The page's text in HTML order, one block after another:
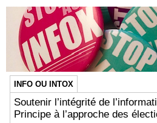
INFO OU INTOX
Soutenir l’intégrité de
Principe à l’approche des